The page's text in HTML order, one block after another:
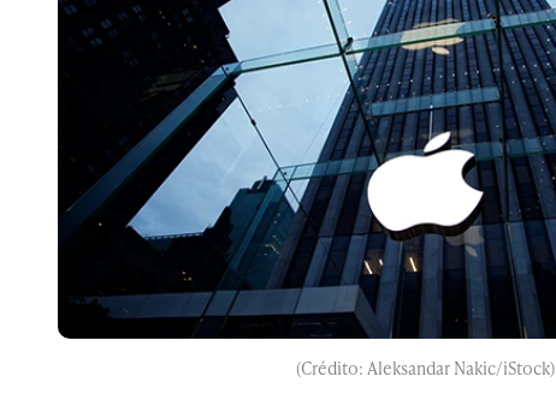
(Crédito: Aleksandar Nakic/iStock)